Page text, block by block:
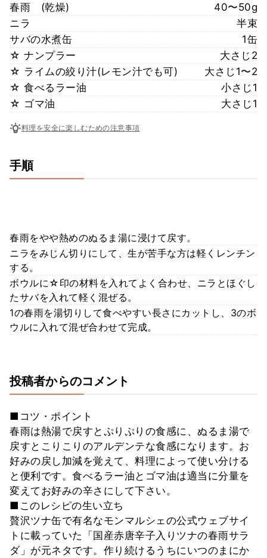
春雨 (乾燥)
40〜50g
ニラ
半束
サバの水煮缶
1缶
☆ ナンプラー
大さじ2
☆ ライムの絞り汁(レモン汁でも可)
大さじ1〜2
☆ 食べるラー油
小さじ1
☆ ゴマ油
大さじ1
料理を安全に楽しむための注意事項
手順
春雨をやや熱めのぬるま湯に浸けて戻す。
ニラをみじん切りにして、生が苦手な方は軽くレンチン
する。
ボウルに☆印の材料を入れてよく合わせ、ニラとほぐし
たサバを入れて軽く混ぜる。
1の春雨を湯切りして食べやすい長さにカットし、3のボ
ウルに入れて混ぜ合わせて完成。
投稿者からのコメント
■コツ・ポイント
春雨は熱湯で戻すとぷりぷりの食感に、ぬるま湯で
戻すとこりこりのアルデンテな食感になります。お
好みの戻し加減を覚えて、料理によって使い分ける
と便利です。食べるラー油とゴマ油は適当に分量を
変えてお好みの辛さにして下さい。
■このレシピの生い立ち
贅沢ツナ缶で有名なモンマルシェの公式ウェブサイ
トに載っていた「国産赤唐辛子入りツナの春雨サラ
ダ」が元ネタです。作り続けるうちにいつのまにか